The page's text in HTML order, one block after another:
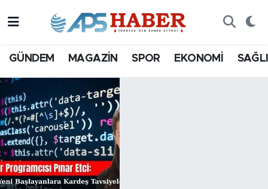
GÜNDEM MAGAZİN SPOR EKONOMİ